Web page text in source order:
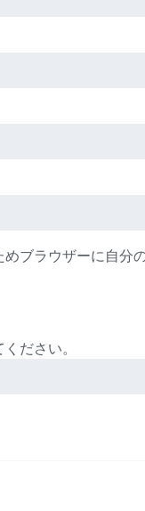
ブラウザーに自分
ださい。